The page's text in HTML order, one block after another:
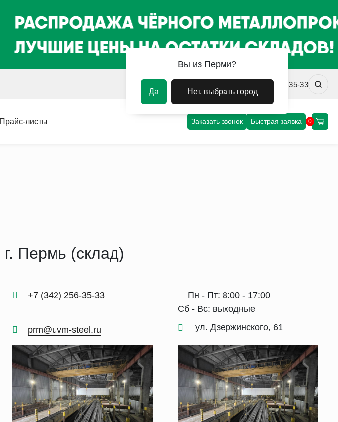
prm@uvm-steel.ru +7 (342) 256-35-33
Прайс-листы Заказать звонок Быстрая заявка 0
г. Пермь (склад)
+7 (342) 256-35-33
Пн - Пт: 8:00 - 17:00
Сб - Вс: выходные
prm@uvm-steel.ru ул. Дзержинского, 61
Вы из Перми?
Да Нет, выбрать город